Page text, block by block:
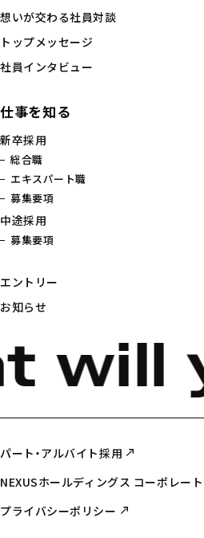
想いが交わる社員対談
トップメッセージ
社員インタビュー
仕事を知る
新卒採用
総合職
エキスパート職
募集要項
中途採用
募集要項
エントリー
お知らせ
will
パート・アルバイト採用
NEXUSホールディングス コーポレー
プライバシーポリシー